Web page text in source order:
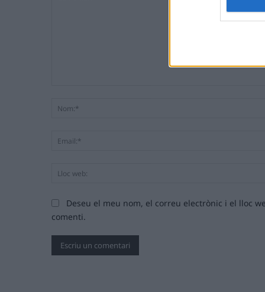
Deseu el meu nom, el correu electrònic i el lloc
comenti.